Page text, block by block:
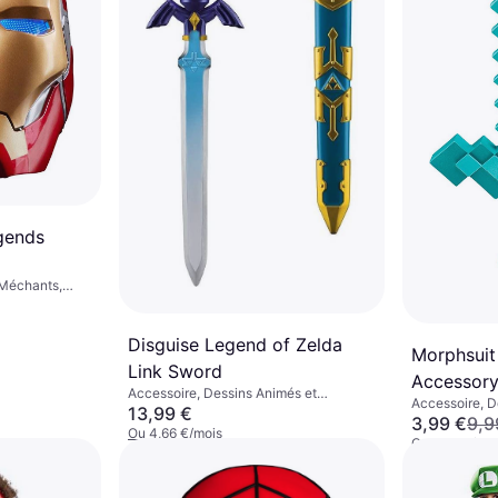
Disguise Legend of Zelda
Link Sword
Accessoire, Dessins Animés et
Animation, Cinéma et TV, Jeux et
Jouets, Armes, Harry Potter
13,99 €
Ou 4,66 €/mois
Accessoire,
Animation,
Jouets,
3,99 €
Ou 1,33 €/mois
9+